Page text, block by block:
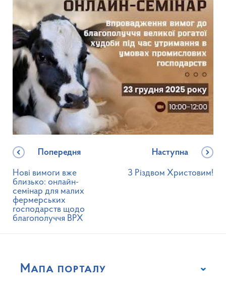
Попередня
Нові вимоги вже
близько: онлайн-
семінар для малих
фермерських
господарств щодо
благополуччя ВРХ
Наступна
З Різдвом Христовим!
Мапа порталу